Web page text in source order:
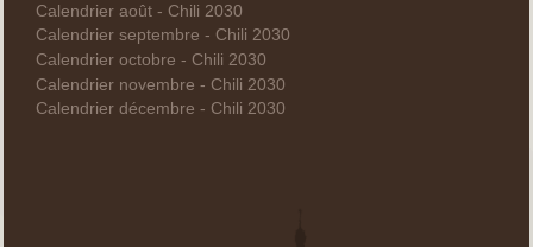
Calendrier août - Chili 2030
Calendrier septembre - Chili 2030
Calendrier octobre - Chili 2030
Calendrier novembre - Chili 2030
Calendrier décembre - Chili 2030